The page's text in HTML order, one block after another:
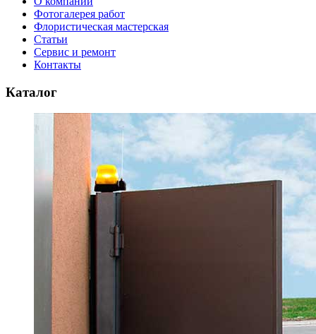
Фотогалерея работ
Флористическая мастерская
Статьи
Сервис и ремонт
Контакты
Каталог